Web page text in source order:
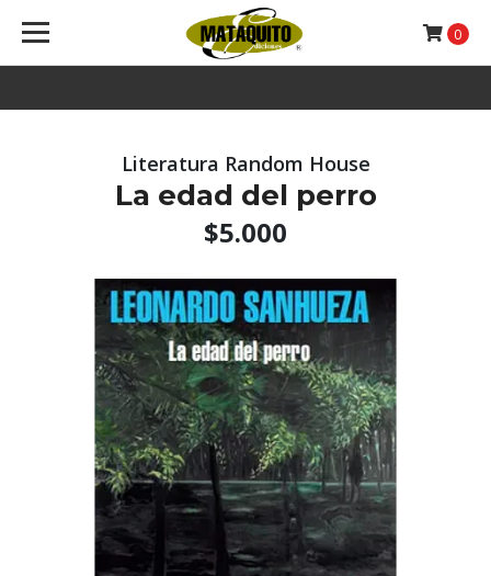
0
Literatura Random House
La edad del perro
$5.000